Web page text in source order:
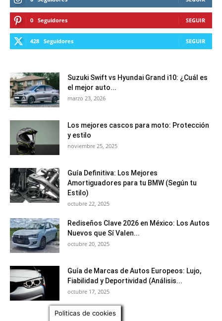
0 Seguidores SEGUIR
428 Seguidores SEGUIR
Suzuki Swift vs Hyundai Grand i10: ¿Cuál es
el mejor auto...
marzo 23, 2026
Los mejores cascos para moto: Protección
y estilo
noviembre 25, 2025
Guía Definitiva: Los Mejores
Amortiguadores para tu BMW (Según tu
Estilo)
octubre 22, 2025
Rediseños Clave 2026 en México: Los Autos
Nuevos que Sí Valen...
octubre 20, 2025
Guía de Marcas de Autos Europeos: Lujo,
Fiabilidad y Deportividad (Análisis...
octubre 17, 2025
Politicas de cookies